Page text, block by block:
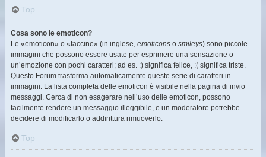
Top
Cosa sono le emoticon?
Le «emoticon» o «faccine» (in inglese, emoticons o smileys) sono piccole
immagini che possono essere usate per esprimere una sensazione o
un’emozione con pochi caratteri; ad es. :) significa felice, :( significa triste.
Questo Forum trasforma automaticamente queste serie di caratteri in
immagini. La lista completa delle emoticon è visibile nella pagina di invio
messaggi. Cerca di non esagerare nell’uso delle emoticon, possono
facilmente rendere un messaggio illeggibile, e un moderatore potrebbe
decidere di modificarlo o addirittura rimuoverlo.
Top